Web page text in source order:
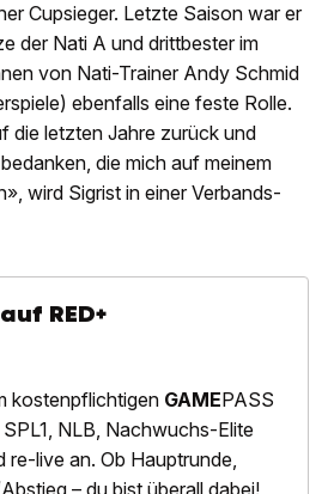
Cupsieger. Letzte Saison war er
der Nati A und drittbester im
von Nati-Trainer Andy Schmid
ebenfalls eine feste Rolle.
die letzten Jahre zurück und
die mich auf meinem
wird Sigrist in einer Verbands-
RED+
kostenpflichtigen GAMEPASS
NLB, Nachwuchs-Elite
re-live an. Ob Hauptrunde,